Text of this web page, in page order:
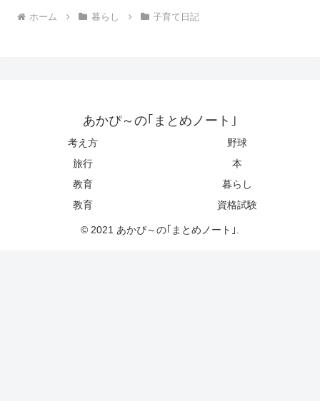
ホーム 暮らし 子育て日記
あかぴ～の｢まとめノート｣
考え方
野球
旅行
本
教育
暮らし
教育
資格試験
© 2021 あかぴ～の｢まとめノート｣.